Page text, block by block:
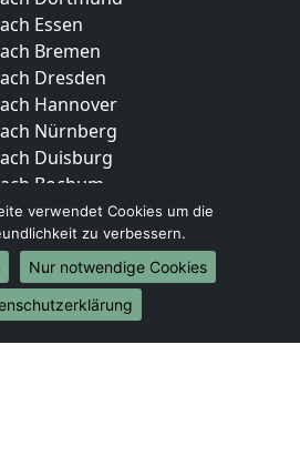
Essen
Bremen
Dresden
Hannover
Nürnberg
Duisburg
Bochum
Wuppertal
Bielefeld
Bonn
Münster
verwendet Cookies um die
zu verbessern.
Nur notwendige Cookies